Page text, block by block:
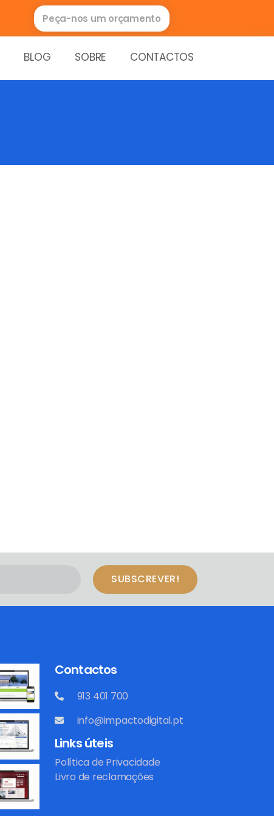
Peça-nos um orçamento
BLOG SOBRE CONTACTOS
SUBSCREVER!
Contactos
913 401 700
info@impactodigital.pt
Links úteis
Política de Privacidade
Livro de reclamações